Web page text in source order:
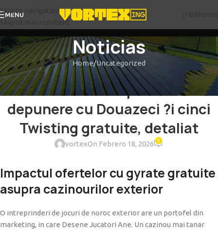
Skip to navigation
Skip to main content
MENU
Noticias
Home Uncategorized
UNCATEGORIZED
Cum sa au un plus fara
depunere cu Douazeci ?i cinci
Twisting gratuite, detaliat
vortexOn Febrero 18, 2026 0
Impactul ofertelor cu gyrate gratuite
asupra cazinourilor exterior
O intreprinderi de jocuri de noroc exterior are un portofel din
marketing, in care Desene Jucatori Ane. Un cazinou mai tanar